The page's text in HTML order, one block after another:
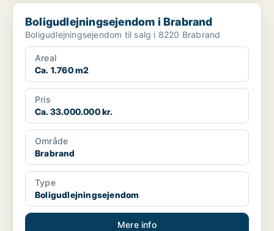
Boligudlejningsejendom i Brabrand
Boligudlejningsejendom i Brabrand
Boligudlejningsejendom til salg i 8220 Brabrand
Areal
Ca. 1.760 m2
Pris
Ca. 33.000.000 kr.
Område
Brabrand
Type
Boligudlejningsejendom
Mere info